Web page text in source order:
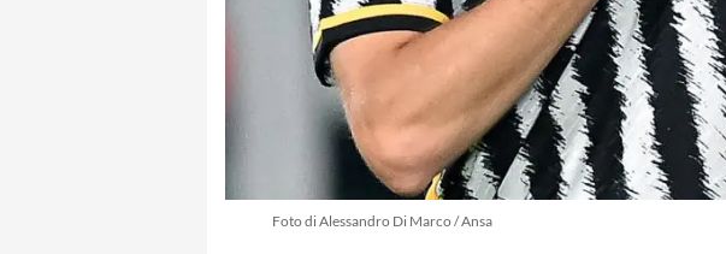
Foto di Alessandro Di Marco / Ansa